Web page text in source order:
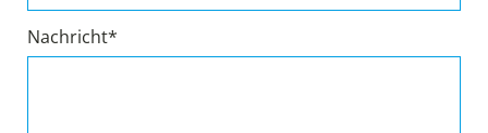
Nachricht*